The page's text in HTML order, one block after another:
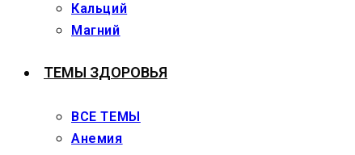
Кальций
Магний
ТЕМЫ ЗДОРОВЬЯ
ВСЕ ТЕМЫ
Анемия